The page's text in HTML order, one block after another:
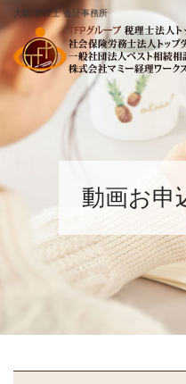
大阪 税理士 会計事務所
動画お申